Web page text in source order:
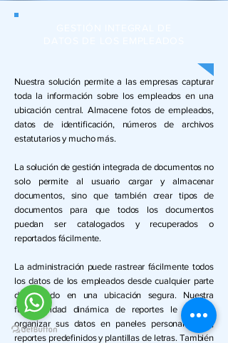
Nuestra solución permite a las empresas capturar
toda la información sobre los empleados en una
ubicación central. Almacene fotos de empleados,
datos de identificación, números de archivos
estatutarios y mucho más.
La solución de gestión integrada de documentos no
solo permite al usuario cargar y almacenar
documentos, sino que también crear tipos de
documentos para que todos los documentos
puedan ser catalogados y recuperados o
reportados fácilmente.
La administración puede rastrear fácilmente todos
los datos de los empleados desde cualquier parte
del mundo en una ubicación segura. Nuestra
funcionalidad dinámica de reportes le permite
organizar sus datos en paneles personalizables,
reportes predefinidos y plantillas de letras. También